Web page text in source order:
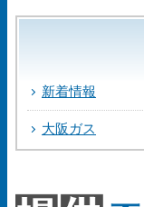
新着情報
大阪ガス